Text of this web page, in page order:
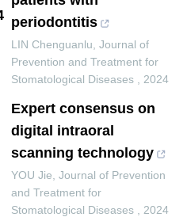
periodontitis
LIN Chenguanlu Journal of
Prevention and Treatment for
Stomatological Diseases
2024
Expert consensus on
digital intraoral
scanning technology
YOU Jie Journal of Prevention
and Treatment for
Stomatological Diseases
2024